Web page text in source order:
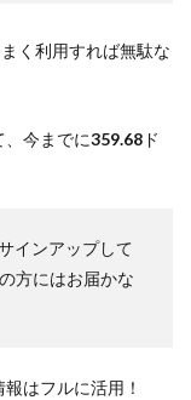
く利用すれば無駄な
今までに359.68 ド
インアップして
方にはお届かな
はフルに活用！